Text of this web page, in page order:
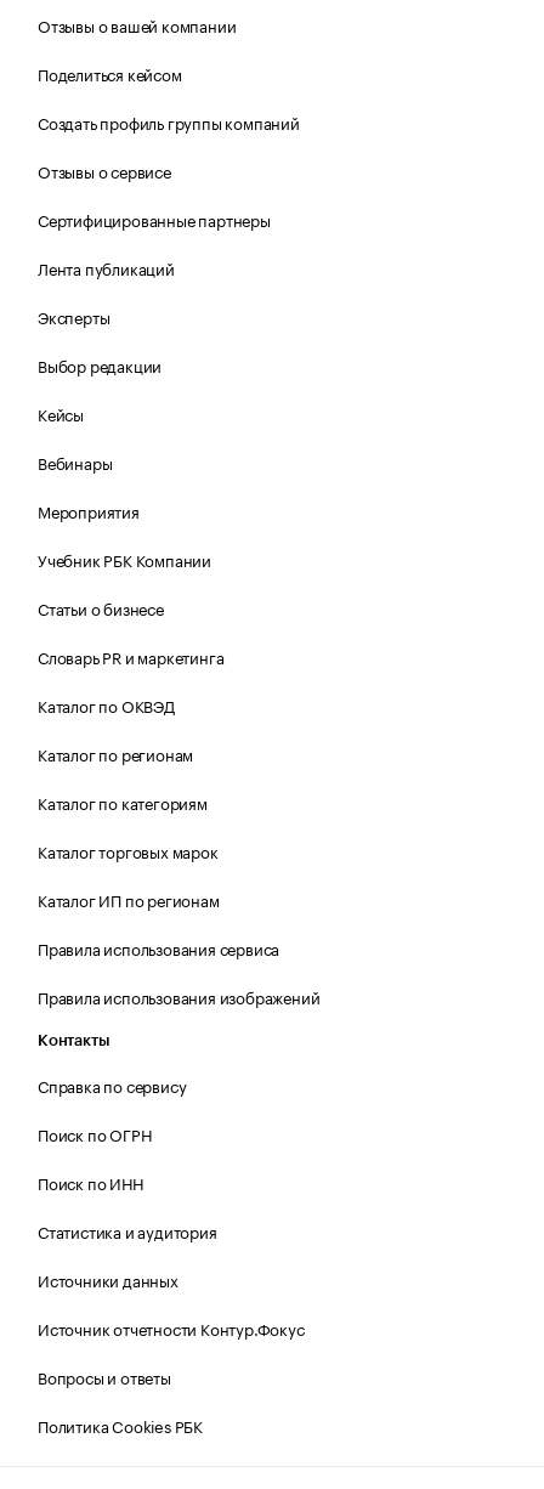
Отзывы о вашей компании
Поделиться кейсом
Создать профиль группы компаний
Отзывы о сервисе
Сертифицированные партнеры
Лента публикаций
Эксперты
Выбор редакции
Кейсы
Вебинары
Мероприятия
Учебник РБК Компании
Статьи о бизнесе
Словарь PR и маркетинга
Каталог по ОКВЭД
Каталог по регионам
Каталог по категориям
Каталог торговых марок
Каталог ИП по регионам
Правила использования сервиса
Правила использования изображений
Контакты
Справка по сервису
Поиск по ОГРН
Поиск по ИНН
Статистика и аудитория
Источники данных
Источник отчетности Контур.Фокус
Вопросы и ответы
Политика Cookies РБК